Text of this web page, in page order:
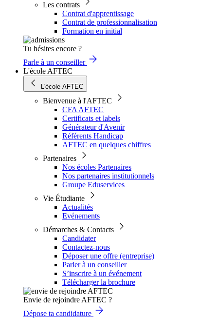
Les contrats
Contrat d'apprentissage
Contrat de professionnalisation
Formation en initial
Tu hésites encore ?
Parle à un conseiller
L'école AFTEC
L'école AFTEC
Bienvenue à l'AFTEC
CFA AFTEC
Certificats et labels
Générateur d'Avenir
Référents Handicap
AFTEC en quelques chiffres
Partenaires
Nos écoles Partenaires
Nos partenaires institutionnels
Groupe Eduservices
Vie Étudiante
Actualités
Evénements
Démarches & Contacts
Candidater
Contactez-nous
Déposer une offre (entreprise)
Parler à un conseiller
S’inscrire à un événement
Télécharger la brochure
Envie de rejoindre AFTEC ?
Dépose ta candidature